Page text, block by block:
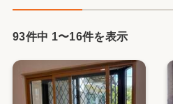
93件中 1〜16件を表示